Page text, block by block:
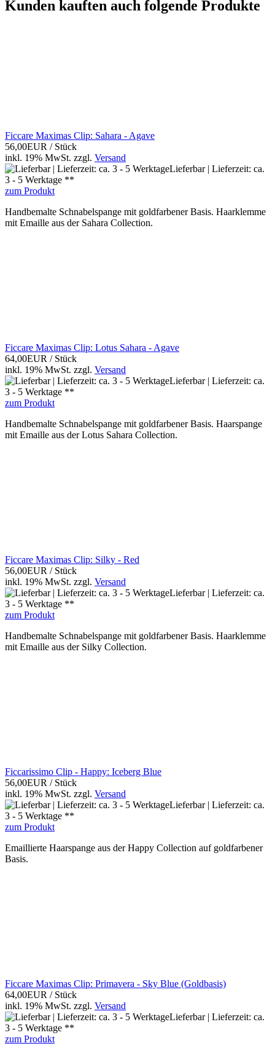
Kunden kauften auch folgende Produkte
Ficcare Maximas Clip: Sahara - Agave
56,00EUR / Stück
inkl. 19% MwSt. zzgl. Versand
Lieferbar | Lieferzeit: ca.
3 - 5 Werktage **
zum Produkt
Handbemalte Schnabelspange mit goldfarbener Basis. Haarklemme
mit Emaille aus der Sahara Collection.
Ficcare Maximas Clip: Lotus Sahara - Agave
64,00EUR / Stück
inkl. 19% MwSt. zzgl. Versand
Lieferbar | Lieferzeit: ca.
3 - 5 Werktage **
zum Produkt
Handbemalte Schnabelspange mit goldfarbener Basis. Haarspange
mit Emaille aus der Lotus Sahara Collection.
Ficcare Maximas Clip: Silky - Red
56,00EUR / Stück
inkl. 19% MwSt. zzgl. Versand
Lieferbar | Lieferzeit: ca.
3 - 5 Werktage **
zum Produkt
Handbemalte Schnabelspange mit goldfarbener Basis. Haarklemme
mit Emaille aus der Silky Collection.
Ficcarissimo Clip - Happy: Iceberg Blue
56,00EUR / Stück
inkl. 19% MwSt. zzgl. Versand
Lieferbar | Lieferzeit: ca.
3 - 5 Werktage **
zum Produkt
Emaillierte Haarspange aus der Happy Collection auf goldfarbener
Basis.
Ficcare Maximas Clip: Primavera - Sky Blue (Goldbasis)
64,00EUR / Stück
inkl. 19% MwSt. zzgl. Versand
Lieferbar | Lieferzeit: ca.
3 - 5 Werktage **
zum Produkt